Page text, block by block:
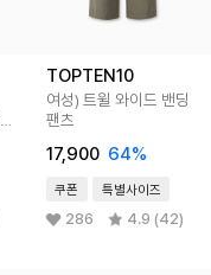
TOPTEN10
여성) 트윌 와이드 밴딩
팬츠
17,900 64%
쿠폰 특별사이즈
286 4.9 (42)